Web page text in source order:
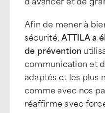
Afin de mener à
sécurité,ATTILA a
de prévention
communication et
adaptés et les plus
comme avec nos
réaffirme avec